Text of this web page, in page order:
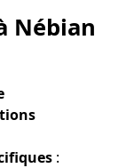
Nébian
: